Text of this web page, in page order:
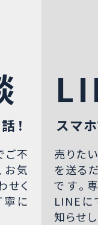
！
ご不
お気
せく
寧に
スマ
売りた
を送る
です。
LINEに
知らせし